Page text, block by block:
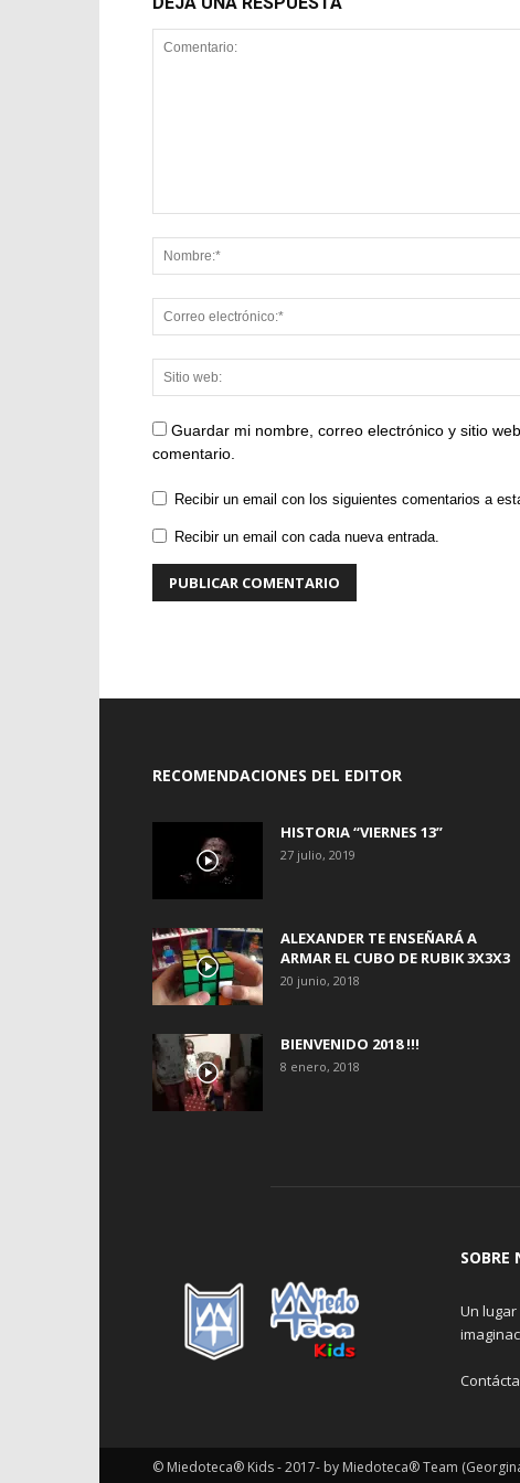
Guardar mi nombre, correo electrónico y sitio
comentario.
Recibir un email con los siguientes comentarios a
Recibir un email con cada nueva entrada.
RECOMENDACIONES DEL EDITOR
HISTORIA “VIERNES 13”
27 julio, 2019
ALEXANDER TE ENSEÑARÁ A
ARMAR EL CUBO DE RUBIK 3X3X3
20 junio, 2018
BIENVENIDO 2018 !!!
8 enero, 2018
SOBRE
Un
© Miedoteca® Kids - 2017- by Miedoteca® Team